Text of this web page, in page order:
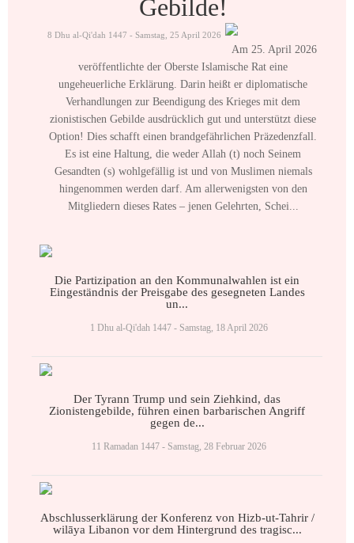
Gebilde!
8 Dhu al-Qi'dah 1447 - Samstag, 25 April 2026
Am 25. April 2026
veröffentlichte der Oberste Islamische Rat eine
ungeheuerliche Erklärung. Darin heißt er diplomatische
Verhandlungen zur Beendigung des Krieges mit dem
zionistischen Gebilde ausdrücklich gut und unterstützt diese
Option! Dies schafft einen brandgefährlichen Präzedenzfall.
Es ist eine Haltung, die weder Allah (t) noch Seinem
Gesandten (s) wohlgefällig ist und von Muslimen niemals
hingenommen werden darf. Am allerwenigsten von den
Mitgliedern dieses Rates – jenen Gelehrten, Schei...
Die Partizipation an den Kommunalwahlen ist ein
Eingeständnis der Preisgabe des gesegneten Landes
un...
1 Dhu al-Qi'dah 1447 - Samstag, 18 April 2026
Der Tyrann Trump und sein Ziehkind, das
Zionistengebilde, führen einen barbarischen Angriff
gegen de...
11 Ramadan 1447 - Samstag, 28 Februar 2026
Abschlusserklärung der Konferenz von Hizb-ut-Tahrir /
wilāya Libanon vor dem Hintergrund des tragisc...